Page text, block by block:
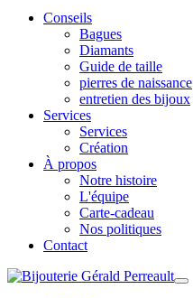
Conseils
Bagues
Diamants
Guide de taille
pierres de naissance
entretien des bijoux
Services
Services
Création
À propos
Notre histoire
L'équipe
Carte-cadeau
Nos politiques
Contact